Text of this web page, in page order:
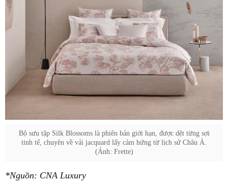
tinh tế, chuyên về vải jacquard lấy cảm hứng từ lịch sử Châu Á.
‏*Nguồn: CNA Luxury